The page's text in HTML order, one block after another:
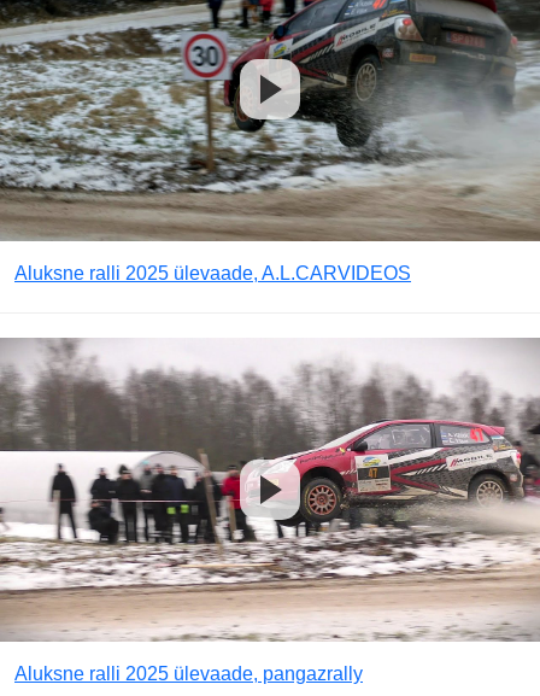
Aluksne ralli 2025 ülevaade, A.L.CARVIDEOS
Aluksne ralli 2025 ülevaade, pangazrally